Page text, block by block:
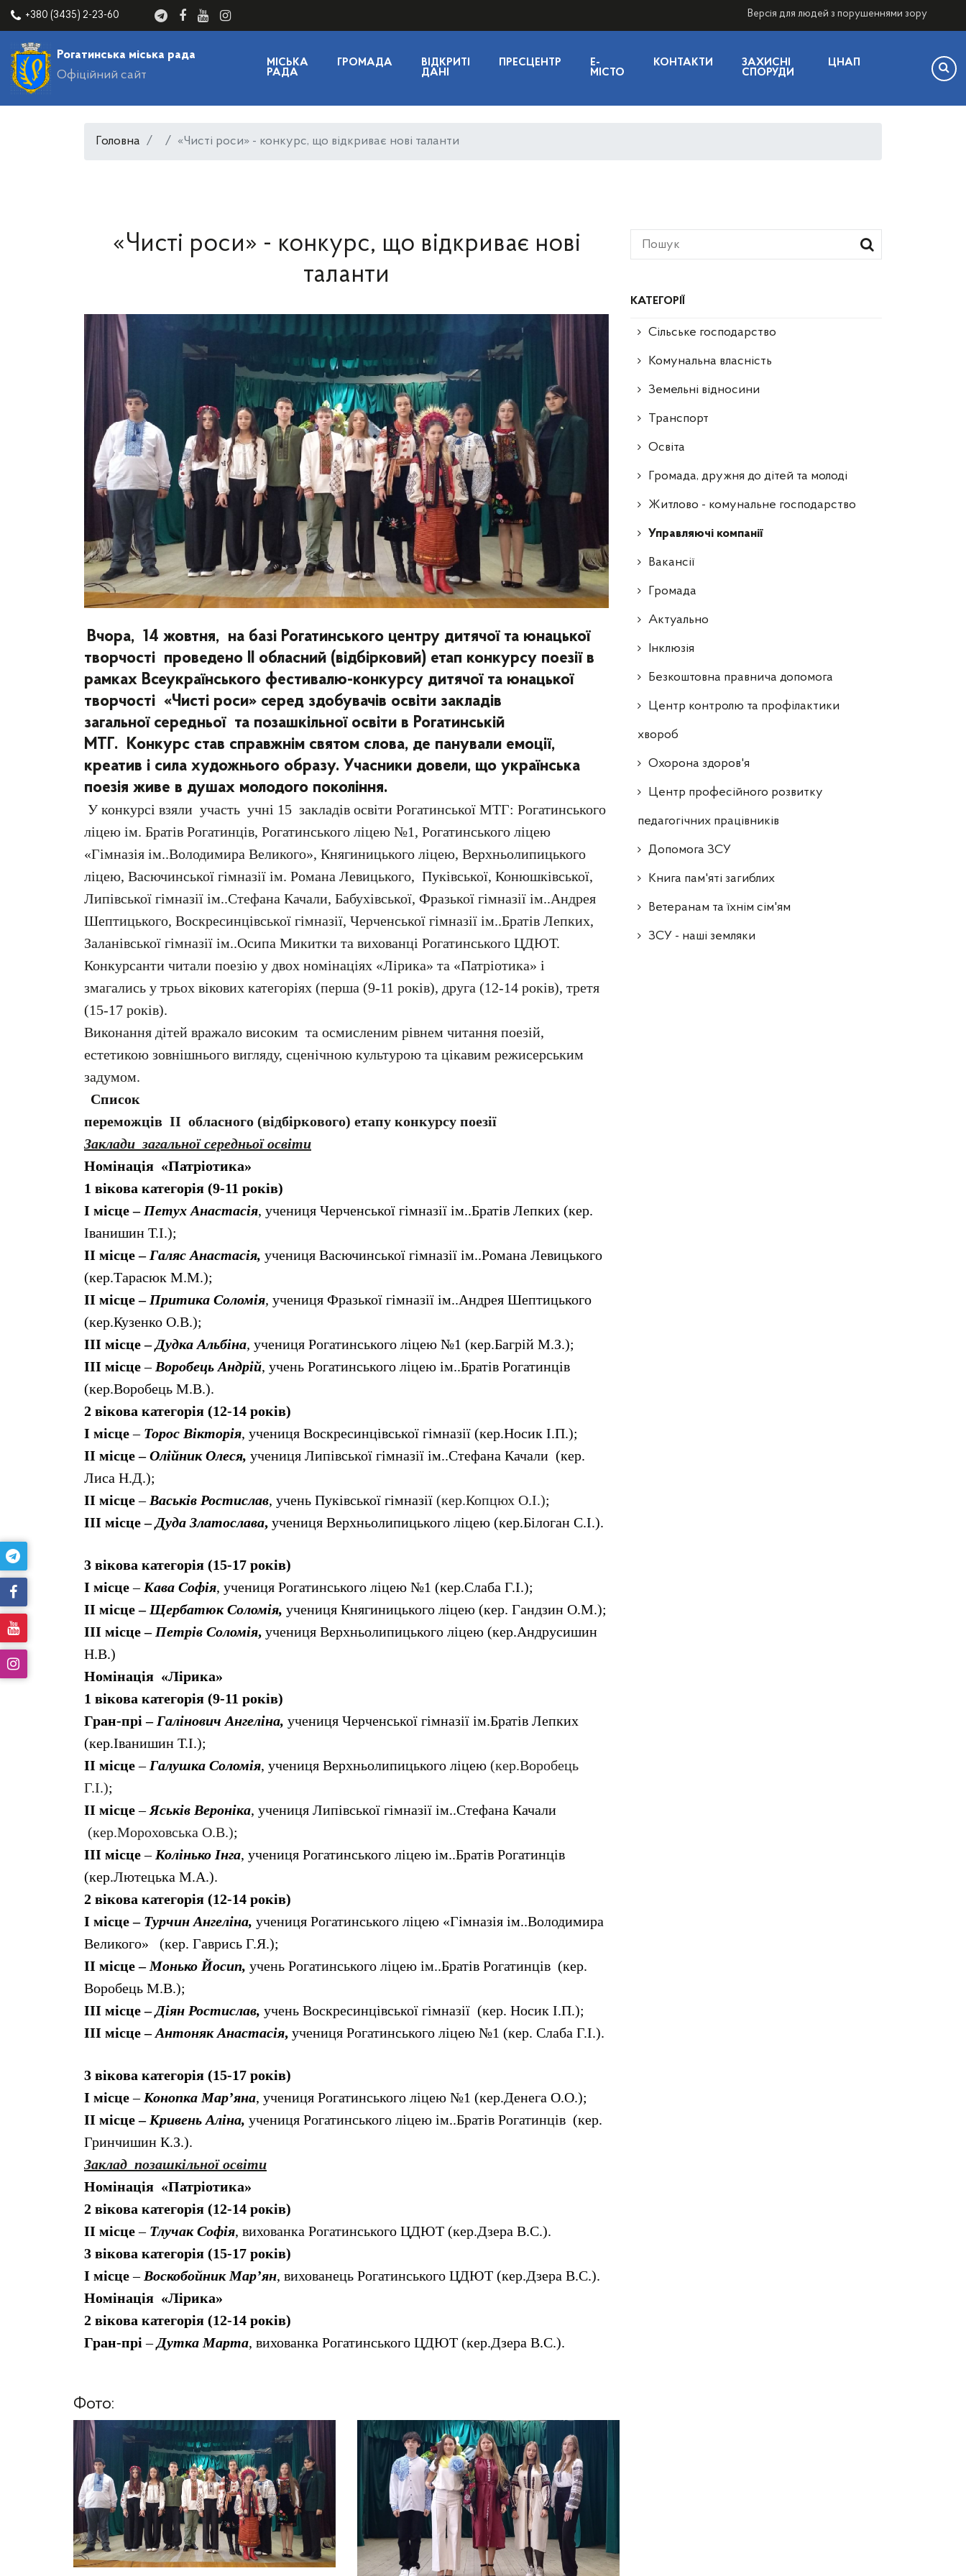
+380 (3435) 2-23-60 Версія для людей з порушеннями зору
Рогатинська міська рада
Офіційний сайт
МІСЬКА
РАДА
ГРОМАДА
ВІДКРИТІ
ДАНІ
ПРЕСЦЕНТР
E-
МІСТО
КОНТАКТИ
ЗАХИСНІ
СПОРУДИ
ЦНАП
Головна «Чисті роси» - конкурс, що відкриває нові таланти
КАТЕГОРІЇ
Сільське господарство
Комунальна власність
Земельні відносини
Транспорт
Освіта
Громада, дружня до дітей та молоді
Житлово - комунальне господарство
Управляючі компанії
Ваканcії
Громада
Актуально
Інклюзія
Безкоштовна правнича допомога
Центр контролю та профілактики
хвороб
Охорона здоров'я
Центр професійного розвитку
педагогічних працівників
Допомога ЗСУ
Книга пам'яті загиблих
Ветеранам та їхнім сім'ям
ЗСУ - наші земляки
«Чисті роси» - конкурс, що відкриває нові
таланти
Вчора, 14 жовтня, на базі Рогатинського центру дитячої та юнацької
творчості проведено ІІ обласний (відбірковий) етап конкурсу поезії в
рамках Всеукраїнського фестивалю-конкурсу дитячої та юнацької
творчості «Чисті роси» серед здобувачів освіти закладів
загальної середньої та позашкільної освіти в Рогатинській
МТГ. Конкурс став справжнім святом слова, де панували емоції,
креатив і сила художнього образу. Учасники довели, що українська
поезія живе в душах молодого покоління.
У конкурсі взяли участь учні 15 закладів освіти Рогатинської МТГ: Рогатинського
ліцею ім. Братів Рогатинців, Рогатинського ліцею №1, Рогатинського ліцею
«Гімназія ім..Володимира Великого», Княгиницького ліцею, Верхньолипицького
ліцею, Васючинської гімназії ім. Романа Левицького, Пуківської, Конюшківської,
Липівської гімназії ім..Стефана Качали, Бабухівської, Фразької гімназії ім..Андрея
Шептицького, Воскресинцівської гімназії, Черченської гімназії ім..Братів Лепких,
Заланівської гімназії ім..Осипа Микитки та вихованці Рогатинського ЦДЮТ.
Конкурсанти читали поезію у двох номінаціях «Лірика» та «Патріотика» і
змагались у трьох вікових категоріях (перша (9-11 років), друга (12-14 років), третя
(15-17 років).
Виконання дітей вражало високим та осмисленим рівнем читання поезій,
естетикою зовнішнього вигляду, сценічною культурою та цікавим режисерським
задумом.
Список
переможців ІІ обласного (відбіркового) етапу конкурсу поезії
Заклади загальної середньої освіти
Номінація «Патріотика»
1 вікова категорія (9-11 років)
І місце – Петух Анастасія, учениця Черченської гімназії ім..Братів Лепких (кер.
Іванишин Т.І.);
ІІ місце – Галяс Анастасія, учениця Васючинської гімназії ім..Романа Левицького
(кер.Тарасюк М.М.);
ІІ місце – Притика Соломія, учениця Фразької гімназії ім..Андрея Шептицького
(кер.Кузенко О.В.);
ІІІ місце – Дудка Альбіна, учениця Рогатинського ліцею №1 (кер.Багрій М.З.);
ІІІ місце–Воробець Андрій, учень Рогатинського ліцею ім..Братів Рогатинців
(кер.Воробець М.В.).
2 вікова категорія (12-14 років)
І місце–Торос Вікторія, учениця Воскресинцівської гімназії (кер.Носик І.П.);
ІІ місце –Олійник Олеся, учениця Липівської гімназії ім..Стефана Качали (кер.
Лиса Н.Д.);
ІІ місце–Васьків Ростислав, учень Пуківської гімназії (кер.Копцюх О.І.);
ІІІ місце – Дуда Златослава, учениця Верхньолипицького ліцею (кер.Білоган С.І.).
3 вікова категорія (15-17 років)
І місце–Кава Софія, учениця Рогатинського ліцею №1 (кер.Слаба Г.І.);
ІІ місце – Щербатюк Соломія, учениця Княгиницького ліцею (кер. Гандзин О.М.);
ІІІ місце – Петрів Соломія, учениця Верхньолипицького ліцею (кер.Андрусишин
Н.В.)
Номінація «Лірика»
1 вікова категорія (9-11 років)
Гран-прі – Галінович Ангеліна, учениця Черченської гімназії ім.Братів Лепких
(кер.Іванишин Т.І.);
ІІ місце–Галушка Соломія, учениця Верхньолипицького ліцею (кер.Воробець
Г.І.);
ІІ місце–Яськів Вероніка, учениця Липівської гімназії ім..Стефана Качали
(кер.Мороховська О.В.);
ІІІ місце–Колінько Інга, учениця Рогатинського ліцею ім..Братів Рогатинців
(кер.Лютецька М.А.).
2 вікова категорія (12-14 років)
І місце – Турчин Ангеліна, учениця Рогатинського ліцею «Гімназія ім..Володимира
Великого» (кер. Гаврись Г.Я.);
ІІ місце – Монько Йосип, учень Рогатинського ліцею ім..Братів Рогатинців (кер.
Воробець М.В.);
ІІІ місце – Діян Ростислав, учень Воскресинцівської гімназії (кер. Носик І.П.);
ІІІ місце –Антоняк Анастасія, учениця Рогатинського ліцею №1 (кер. Слаба Г.І.).
3 вікова категорія (15-17 років)
І місце–Конопка Мар’яна, учениця Рогатинського ліцею №1 (кер.Денега О.О.);
ІІ місце – Кривень Аліна, учениця Рогатинського ліцею ім..Братів Рогатинців (кер.
Гринчишин К.З.).
Заклад позашкільної освіти
Номінація «Патріотика»
2 вікова категорія (12-14 років)
ІІ місце–Тлучак Софія, вихованка Рогатинського ЦДЮТ (кер.Дзера В.С.).
3 вікова категорія (15-17 років)
І місце–Воскобойник Мар’ян, вихованець Рогатинського ЦДЮТ (кер.Дзера В.С.).
Номінація «Лірика»
2 вікова категорія (12-14 років)
Гран-прі–Дутка Марта, вихованка Рогатинського ЦДЮТ (кер.Дзера В.С.).
Фото: